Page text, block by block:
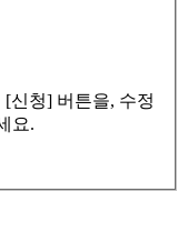
신청] 버튼을, 수정
요.